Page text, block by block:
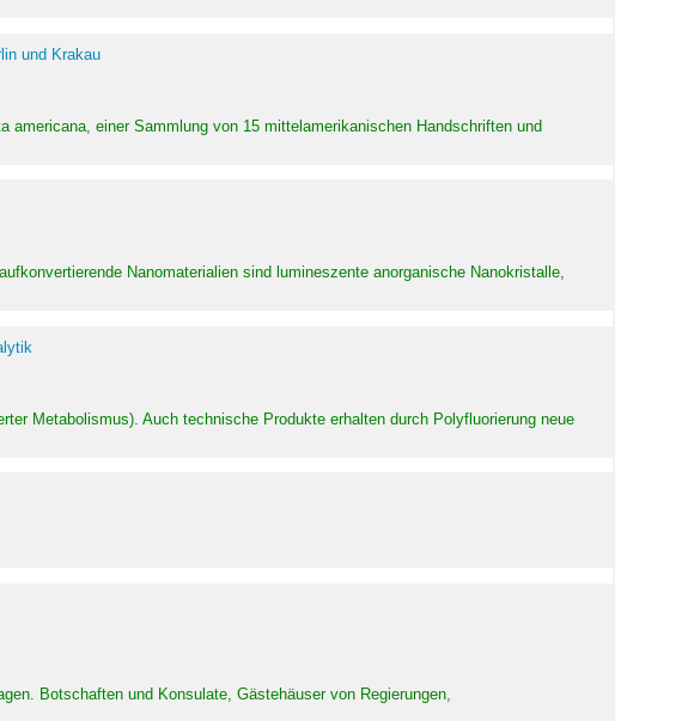
und Krakau
einer Sammlung von 15 mittelamerikanischen Handschriften und
Nanomaterialien sind lumineszente anorganische Nanokristalle,
Metabolismus). Auch technische Produkte erhalten durch Polyfluorierung neue
Botschaften und Konsulate, Gästehäuser von Regierungen,